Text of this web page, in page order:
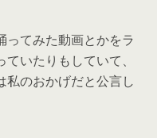
ってみた動画とかをラ
いたりもしていて、
私のおかげだと公言し